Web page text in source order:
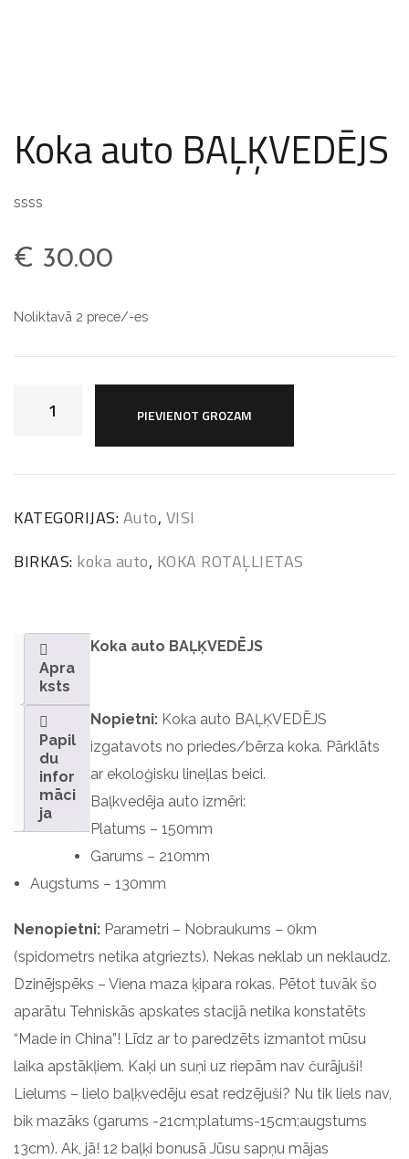
Koka auto BAĻĶVEDĒJS
ssss
€ 30.00
Noliktavā 2 prece/-es
PIEVIENOT GROZAM
KATEGORIJAS:Auto, VISI
BIRKAS: koka auto, KOKA ROTAĻLIETAS
Apra
ksts
Papil
du
infor
māci
ja
Koka auto BAĻĶVEDĒJS
Nopietni:Koka auto BAĻĶVEDĒJS
izgatavots no priedes/bērza koka. Pārklāts
ar ekoloģisku lineļlas beici.
Baļkvedēja auto izmēri:
Platums – 150mm
Garums – 210mm
Augstums – 130mm
Nenopietni: Parametri – Nobraukums – 0km
(spidometrs netika atgriezts). Nekas neklab un neklaudz.
Dzinējspēks – Viena maza ķipara rokas. Pētot tuvāk šo
aparātu Tehniskās apskates stacijā netika konstatēts
“Made in China”! Līdz ar to paredzēts izmantot mūsu
laika apstākļiem. Kaķi un suņi uz riepām nav čurājuši!
Lielums – lielo baļķvedēju esat redzējuši? Nu tik liels nav,
bik mazāks (garums -21cm;platums-15cm;augstums
13cm). Ak, jā! 12 baļķi bonusā Jūsu sapņu mājas